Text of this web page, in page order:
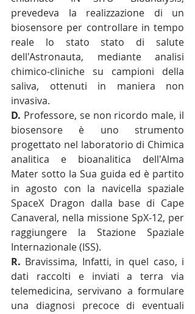
prevedeva la realizzazione di un
biosensore per controllare in tempo
reale lo stato stato di salute
dell'Astronauta, mediante analisi
chimico-cliniche su campioni della
saliva, ottenuti in maniera non
invasiva.
D. Professore, se non ricordo male, il
biosensore è uno strumento
progettato nel laboratorio di Chimica
analitica e bioanalitica dell'Alma
Mater sotto la Sua guida ed è partito
in agosto con la navicella spaziale
SpaceX Dragon dalla base di Cape
Canaveral, nella missione SpX-12, per
raggiungere la Stazione Spaziale
Internazionale (ISS).
R. Bravissima, Infatti, in quel caso, i
dati raccolti e inviati a terra via
telemedicina, servivano a formulare
una diagnosi precoce di eventuali